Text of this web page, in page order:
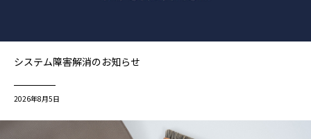
システム障害解消のお知らせ
2026年8月5日